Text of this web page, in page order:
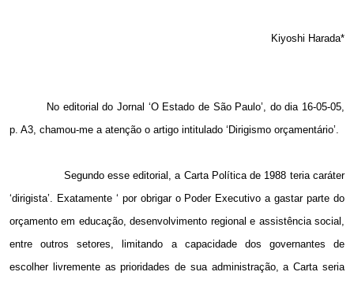
Kiyoshi Harada*
No editorial do Jornal ‘O Estado de São Paulo’, do dia 16-05-05,
p. A3, chamou-me a atenção o artigo intitulado ‘Dirigismo orçamentário’.
Segundo esse editorial, a Carta Política de 1988 teria caráter
‘dirigista’. Exatamente ‘ por obrigar o Poder Executivo a gastar parte do
orçamento em educação, desenvolvimento regional e assistência social,
entre outros setores, limitando a capacidade dos governantes de
escolher livremente as prioridades de sua administração, a Carta seria